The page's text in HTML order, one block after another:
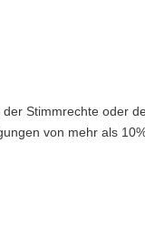
Stimmrechte oder
von mehr als